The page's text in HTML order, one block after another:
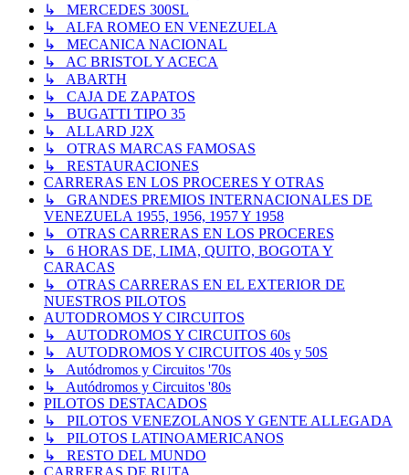
↳ MERCEDES 300SL
↳ ALFA ROMEO EN VENEZUELA
↳ MECANICA NACIONAL
↳ AC BRISTOL Y ACECA
↳ ABARTH
↳ CAJA DE ZAPATOS
↳ BUGATTI TIPO 35
↳ ALLARD J2X
↳ OTRAS MARCAS FAMOSAS
↳ RESTAURACIONES
CARRERAS EN LOS PROCERES Y OTRAS
↳ GRANDES PREMIOS INTERNACIONALES DE
VENEZUELA 1955, 1956, 1957 Y 1958
↳ OTRAS CARRERAS EN LOS PROCERES
↳ 6 HORAS DE, LIMA, QUITO, BOGOTA Y
CARACAS
↳ OTRAS CARRERAS EN EL EXTERIOR DE
NUESTROS PILOTOS
AUTODROMOS Y CIRCUITOS
↳ AUTODROMOS Y CIRCUITOS 60s
↳ AUTODROMOS Y CIRCUITOS 40s y 50S
↳ Autódromos y Circuitos '70s
↳ Autódromos y Circuitos '80s
PILOTOS DESTACADOS
↳ PILOTOS VENEZOLANOS Y GENTE ALLEGADA
↳ PILOTOS LATINOAMERICANOS
↳ RESTO DEL MUNDO
CARRERAS DE RUTA